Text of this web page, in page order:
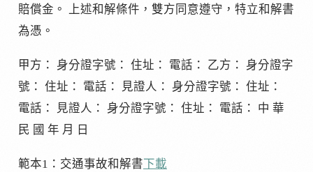
賠償金。 上述和解條件，雙方同意遵守，特立和解書
為憑。
甲方： 身分證字號： 住址： 電話： 乙方： 身分證字
號： 住址： 電話： 見證人： 身分證字號： 住址：
電話： 見證人： 身分證字號： 住址： 電話： 中 華
民 國 年 月 日
範本1：交通事故和解書 下載